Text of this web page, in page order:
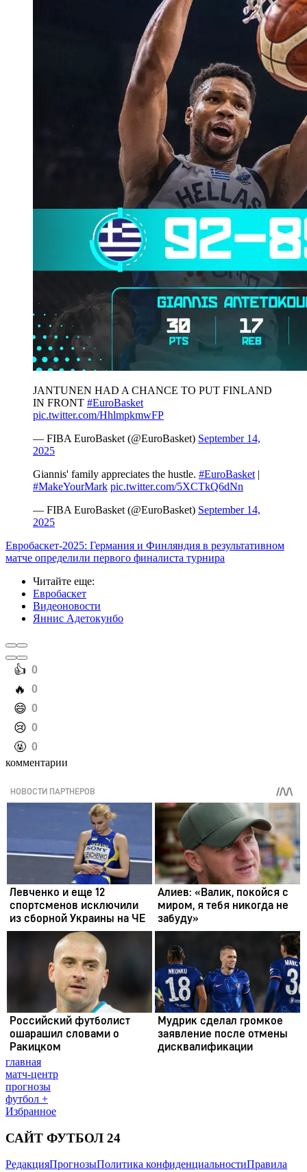
JANTUNEN HAD A CHANCE TO PUT FINLAND
IN FRONT #EuroBasket
pic.twitter.com/HhlmpkmwFP
— FIBA EuroBasket (@EuroBasket) September 14,
2025
Giannis' family appreciates the hustle. ️ #EuroBasket|
#MakeYourMark pic.twitter.com/5XCTkQ6dNn
— FIBA EuroBasket (@EuroBasket) September 14,
2025
Евробаскет-2025: Германия и Финляндия в результативном
матче определили первого финалиста турнира
Читайте еще:
Евробаскет
Видеоновости
Яннис Адетокунбо
️👍 0
️🔥 0
️😄 0
️😢 0
️🤬 0
комментарии
главная
матч-центр
прогнозы
футбол +
Избранное
САЙТ ФУТБОЛ 24
РедакцияПрогнозыПолитика конфиденциальностиПравила